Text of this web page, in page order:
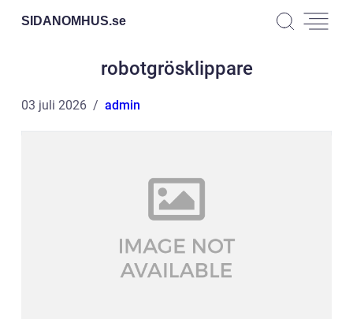
SIDANOMHUS.se
robotgrösklippare
03 juli 2026 admin